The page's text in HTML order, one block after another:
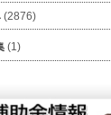
(2876)
(1)